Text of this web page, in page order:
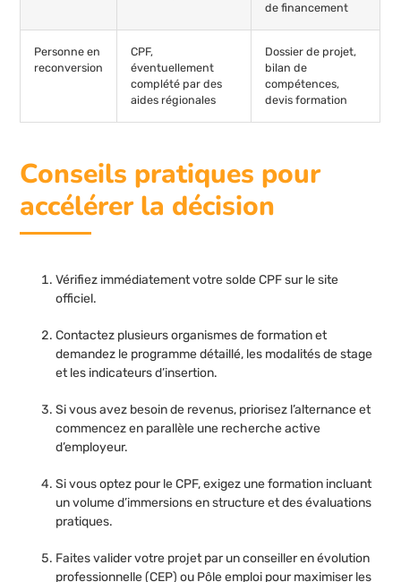
de financement
Personne en
reconversion
CPF,
éventuellement
complété par des
aides régionales
Dossier de projet,
bilan de
compétences,
devis formation
Conseils pratiques pour
accélérer la décision
Vérifiez immédiatement votre solde CPF sur le site
officiel.
Contactez plusieurs organismes de formation et
demandez le programme détaillé, les modalités de stage
et les indicateurs d’insertion.
Si vous avez besoin de revenus, priorisez l’alternance et
commencez en parallèle une recherche active
d’employeur.
Si vous optez pour le CPF, exigez une formation incluant
un volume d’immersions en structure et des évaluations
pratiques.
Faites valider votre projet par un conseiller en évolution
professionnelle (CEP) ou Pôle emploi pour maximiser les